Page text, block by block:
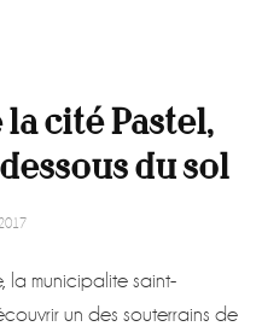
cité Pastel,
du sol
la municipalite saint-
un des souterrains de